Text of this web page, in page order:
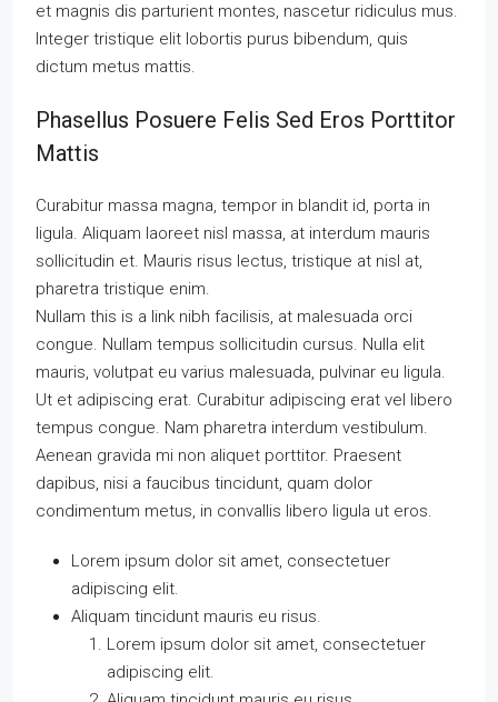
et magnis dis parturient montes, nascetur ridiculus mus.
Integer tristique elit lobortis purus bibendum, quis
dictum metus mattis.
Phasellus Posuere Felis Sed Eros Porttitor
Mattis
Curabitur massa magna, tempor in blandit id, porta in
ligula. Aliquam laoreet nisl massa, at interdum mauris
sollicitudin et. Mauris risus lectus, tristique at nisl at,
pharetra tristique enim.
Nullam this is a link nibh facilisis, at malesuada orci
congue. Nullam tempus sollicitudin cursus. Nulla elit
mauris, volutpat eu varius malesuada, pulvinar eu ligula.
Ut et adipiscing erat. Curabitur adipiscing erat vel libero
tempus congue. Nam pharetra interdum vestibulum.
Aenean gravida mi non aliquet porttitor. Praesent
dapibus, nisi a faucibus tincidunt, quam dolor
condimentum metus, in convallis libero ligula ut eros.
Lorem ipsum dolor sit amet, consectetuer
adipiscing elit.
Aliquam tincidunt mauris eu risus.
Lorem ipsum dolor sit amet, consectetuer
adipiscing elit.